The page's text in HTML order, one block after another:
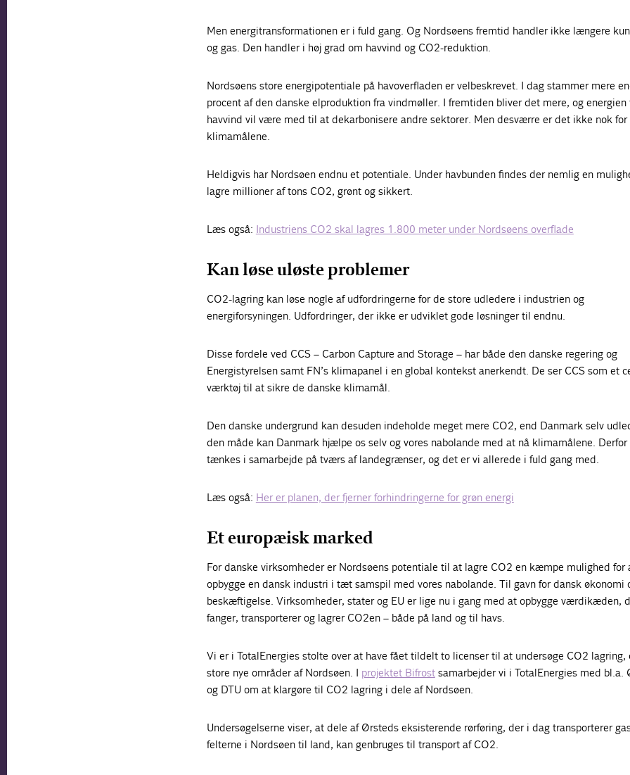
Men energitransformationen er i fuld gang. Og Nordsøens fremtid handler ikke længere
og gas. Den handler i høj grad om havvind og CO2-reduktion.
Nordsøens store energipotentiale på havoverfladen er velbeskrevet. I dag stammer mere
procent af den danske elproduktion fra vindmøller. I fremtiden bliver det mere, og energien
havvind vil være med til at dekarbonisere andre sektorer. Men desværre er det ikke nok for
klimamålene.
Heldigvis har Nordsøen endnu et potentiale. Under havbunden findes der nemlig en
lagre millioner af tons CO2, grønt og sikkert.
Læs også: Industriens CO2 skal lagres 1.800 meter under Nordsøens overflade
Kan løse uløste problemer
CO2-lagring kan løse nogle af udfordringerne for de store udledere i industrien og
energiforsyningen. Udfordringer, der ikke er udviklet gode løsninger til endnu.
Disse fordele ved CCS – Carbon Capture and Storage – har både den danske regering og
Energistyrelsen samt FN’s klimapanel i en global kontekst anerkendt. De ser CCS som et
værktøj til at sikre de danske klimamål.
Den danske undergrund kan desuden indeholde meget mere CO2, end Danmark selv
den måde kan Danmark hjælpe os selv og vores nabolande med at nå klimamålene.
tænkes i samarbejde på tværs af landegrænser, og det er vi allerede i fuld gang med.
Læs også: Her er planen, der fjerner forhindringerne for grøn energi
Et europæisk marked
For danske virksomheder er Nordsøens potentiale til at lagre CO2 en kæmpe mulighed for
opbygge en dansk industri i tæt samspil med vores nabolande. Til gavn for dansk økonomi
beskæftigelse. Virksomheder, stater og EU er lige nu i gang med at opbygge værdikæden,
fanger, transporterer og lagrer CO2en – både på land og til havs.
Vi er i TotalEnergies stolte over at have fået tildelt to licenser til at undersøge CO2 lagring,
store nye områder af Nordsøen. I projektet Bifrostsamarbejder vi i TotalEnergies med bl.a.
og DTU om at klargøre til CO2 lagring i dele af Nordsøen.
Undersøgelserne viser, at dele af Ørsteds eksisterende rørføring, der i dag transporterer
felterne i Nordsøen til land, kan genbruges til transport af CO2.